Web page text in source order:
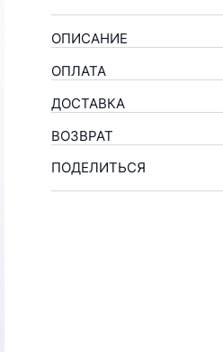
ОПИСАНИЕ
ОПЛАТА
ДОСТАВКА
ВОЗВРАТ
ПОДЕЛИТЬСЯ